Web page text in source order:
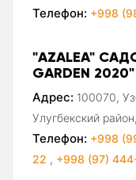
Телефон: +998
"AZALEA"
GARDEN
Адрес: 100070,
Улугбекский
Телефон: +998
22 , +998 (97)